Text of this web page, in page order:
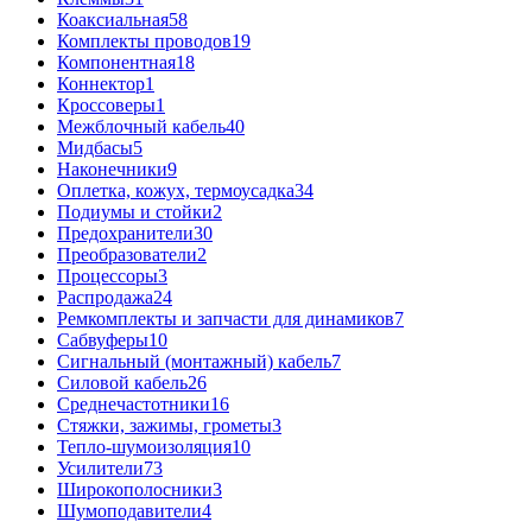
Коаксиальная58
Комплекты проводов19
Компонентная18
Коннектор1
Кроссоверы1
Межблочный кабель40
Мидбасы5
Наконечники9
Оплетка, кожух, термоусадка34
Подиумы и стойки2
Предохранители30
Преобразователи2
Процессоры3
Распродажа24
Ремкомплекты и запчасти для динамиков7
Сабвуферы10
Сигнальный (монтажный) кабель7
Силовой кабель26
Среднечастотники16
Стяжки, зажимы, грометы3
Тепло-шумоизоляция10
Усилители73
Широкополосники3
Шумоподавители4